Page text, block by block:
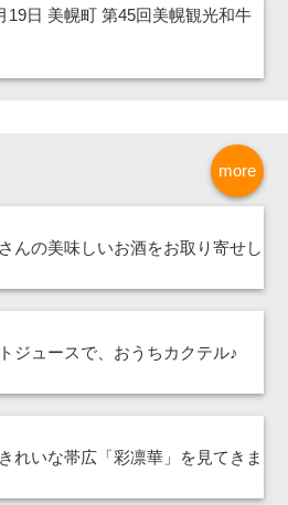
19日 美幌町 第45回美幌観光和牛
more
んの美味しいお酒をお取り寄せし
ジュースで、おうちカクテル♪
れいな帯広「彩凛華」を見てきま